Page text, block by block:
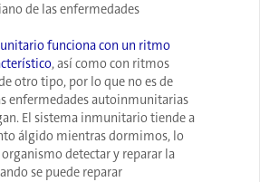
de las enfermedades
funciona con un ritmo
, así como con ritmos
otro tipo, por lo que no es de
enfermedades autoinmunitarias
El sistema inmunitario tiende a
álgido mientras dormimos, lo
detectar y reparar la
se puede reparar